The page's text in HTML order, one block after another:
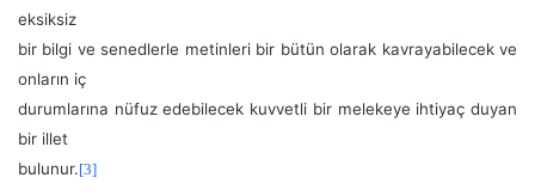
eksiksiz
bir bilgi ve senedlerle metinleri bir bütün olarak kavrayabilecek ve
onların iç
durumlarına nüfuz edebilecek kuvvetli bir melekeye ihtiyaç duyan
bir illet
bulunur.[3]